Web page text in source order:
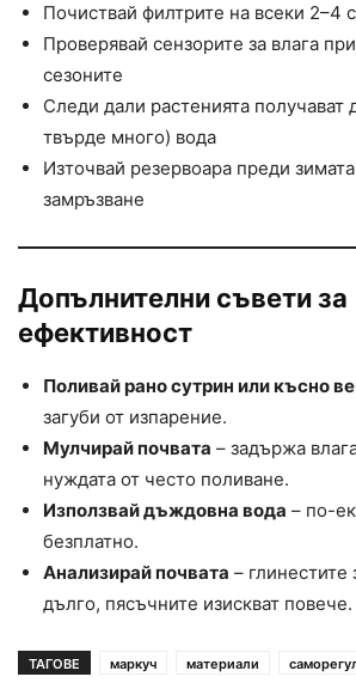
Почиствай филтрите на всеки 2–4
Проверявай сензорите за влага
сезоните
Следи дали растенията получават
твърде много) вода
Източвай резервоара преди
замръзване
Допълнителни съвети за
ефективност
Поливай рано сутрин или късно
загуби от изпарение.
Мулчирай почвата – задържа
нуждата от често поливане.
Използвай дъждовна вода – по-
безплатно.
Анализирай почвата –
дълго, пясъчните изискват повече.
ТАГОВЕ маркуч материали